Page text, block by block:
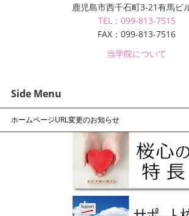
鹿児島市西千石町3-21有馬ビ
TEL：099-813-7515
FAX：099-813-7516
当学院について
Side Menu
ホームページURL変更のお知らせ